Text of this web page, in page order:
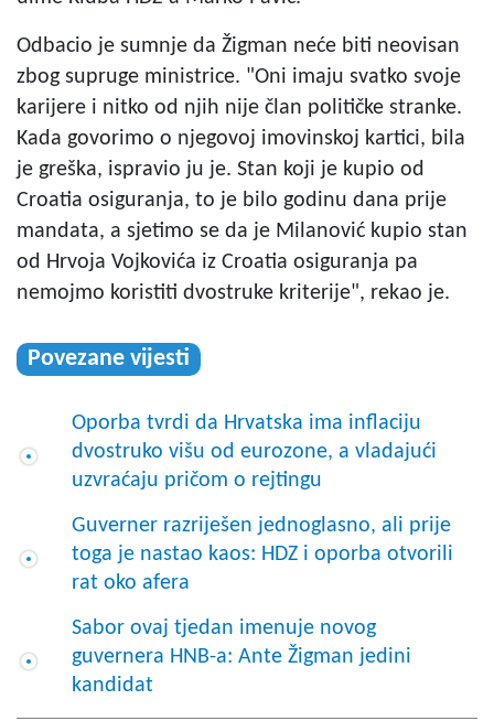
Odbacio je sumnje da Žigman neće biti neovisan
zbog supruge ministrice. "Oni imaju svatko svoje
karijere i nitko od njih nije član političke stranke.
Kada govorimo o njegovoj imovinskoj kartici, bila
je greška, ispravio ju je. Stan koji je kupio od
Croatia osiguranja, to je bilo godinu dana prije
mandata, a sjetimo se da je Milanović kupio stan
od Hrvoja Vojkovića iz Croatia osiguranja pa
nemojmo koristiti dvostruke kriterije", rekao je.
Povezane vijesti
Oporba tvrdi da Hrvatska ima inflaciju
dvostruko višu od eurozone, a vladajući
uzvraćaju pričom o rejtingu
Guverner razriješen jednoglasno, ali prije
toga je nastao kaos: HDZ i oporba otvorili
rat oko afera
Sabor ovaj tjedan imenuje novog
guvernera HNB-a: Ante Žigman jedini
kandidat